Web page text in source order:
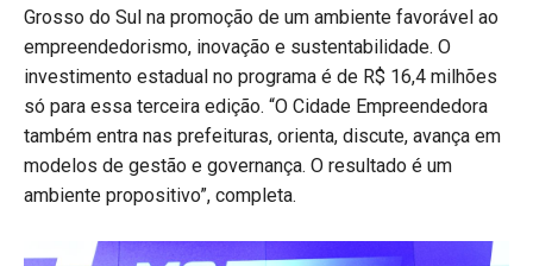
Grosso do Sul na promoção de um ambiente favorável ao
empreendedorismo, inovação e sustentabilidade. O
investimento estadual no programa é de R$ 16,4 milhões
só para essa terceira edição. “O Cidade Empreendedora
também entra nas prefeituras, orienta, discute, avança em
modelos de gestão e governança. O resultado é um
ambiente propositivo”, completa.